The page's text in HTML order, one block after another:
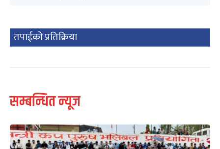
तपाईको प्रतिक्रिया
सम्बन्धित न्यूज